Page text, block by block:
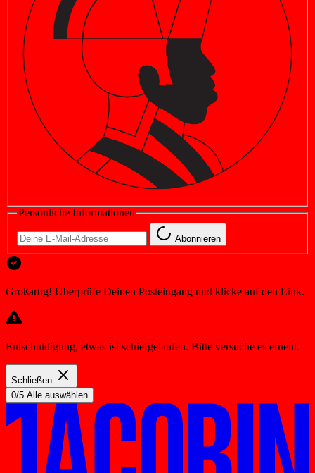
Persönliche Informationen
Abonnieren
Großartig! Überprüfe Deinen Posteingang und klicke auf den Link.
Entschuldigung, etwas ist schiefgelaufen. Bitte versuche es erneut.
Schließen
0/5 Alle auswählen